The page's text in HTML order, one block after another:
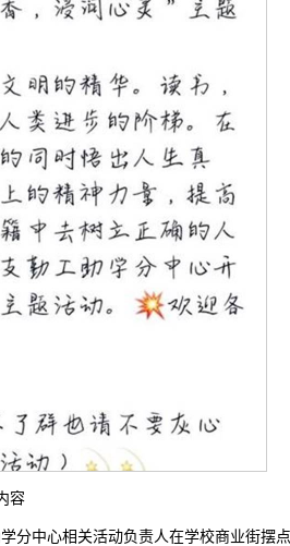
容
中心相关活动负责人在学校商业街摆